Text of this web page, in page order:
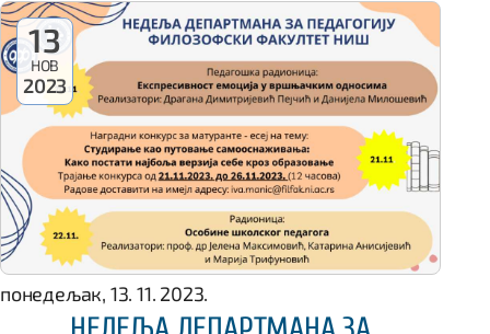
13
НОВ
2023
понедељак, 13. 11. 2023.